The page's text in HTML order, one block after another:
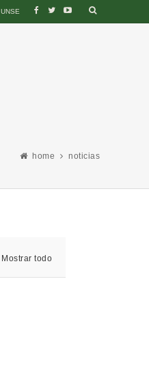
UNSE
home noticias
Mostrar todo